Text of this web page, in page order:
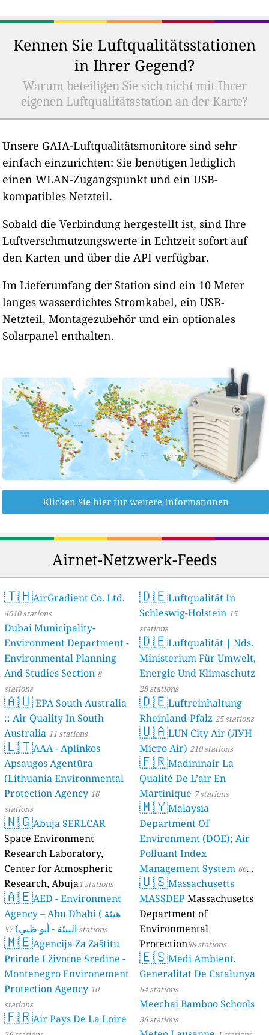
Kennen Sie Luftqualitätsstationen
in Ihrer Gegend?
Warum beteiligen Sie sich nicht mit Ihrer
eigenen Luftqualitätsstation an der Karte?
Unsere GAIA-Luftqualitätsmonitore sind sehr
einfach einzurichten: Sie benötigen lediglich
einen WLAN-Zugangspunkt und ein USB-
kompatibles Netzteil.
Sobald die Verbindung hergestellt ist, sind Ihre
Luftverschmutzungswerte in Echtzeit sofort auf
den Karten und über die API verfügbar.
Im Lieferumfang der Station sind ein 10 Meter
langes wasserdichtes Stromkabel, ein USB-
Netzteil, Montagezubehör und ein optionales
Solarpanel enthalten.
Klicken Sie hier für weitere Informationen
Airnet-Netzwerk-Feeds
🇹🇭AirGradient Co. Ltd.
4010 stations
Dubai Municipality-
Environment Department -
Environmental Planning
And Studies Section 8
stations
🇦🇺EPA South Australia
:: Air Quality In South
Australia 11 stations
🇱🇹AAA - Aplinkos
Apsaugos Agentūra
(Lithuania Environmental
Protection Agency 16
stations
🇳🇬Abuja SERLCAR
Space Environment
Research Laboratory,
Center for Atmospheric
Research, Abuja1 stations
🇦🇪AED - Environment
Agency – Abu Dhabi ( هيئة
البيئة - أبو ظبي) 57 stations
🇲🇪Agencija Za Zaštitu
Prirode I životne Sredine -
Montenegro Environement
Protection Agency 10
stations
🇫🇷Air Pays De La Loire
🇩🇪Luftqualität In
Schleswig-Holstein 15
stations
🇩🇪Luftqualität | Nds.
Ministerium Für Umwelt,
Energie Und Klimaschutz
28 stations
🇩🇪Luftreinhaltung
Rheinland-Pfalz 25 stations
🇺🇦LUN City Air (ЛУН
Місто Air) 210 stations
🇫🇷Madininair La
Qualité De L’air En
Martinique 7 stations
🇲🇾Malaysia
Department Of
Environment (DOE); Air
Polluant Index
Management System 66
stations
🇺🇸Massachusetts
MASSDEP Massachusetts
Department of
Environmental
Protection98 stations
🇪🇸Medi Ambient.
Generalitat De Catalunya
64 stations
Meechai Bamboo Schools
36 stations